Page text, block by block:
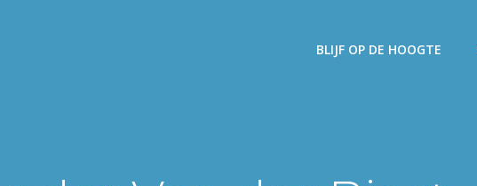
BLIJF OP DE HOOGTE